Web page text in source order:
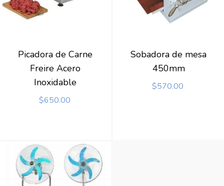
Picadora de Carne
Freire Acero
Inoxidable
$650.00
Sobadora de mesa
450mm
$570.00